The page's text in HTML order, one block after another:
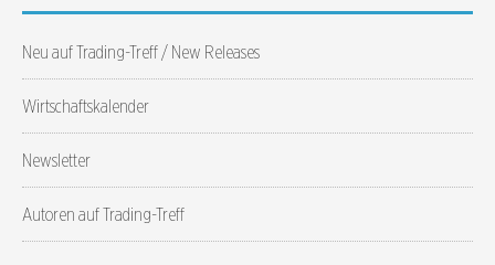
Neu auf Trading-Treff / New Releases
Wirtschaftskalender
Newsletter
Autoren auf Trading-Treff